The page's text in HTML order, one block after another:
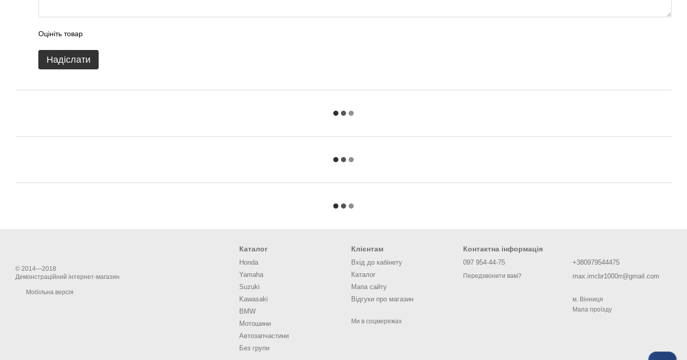
Оцініть товар
Надіслати
© 2014—2018
Демонстраційний інтернет-магазин
Мобільна версія
Каталог
Honda
Yamaha
Suzuki
Kawasaki
BMW
Мотошини
Автозапчастини
Без групи
Клієнтам
Вхід до кабінету
Каталог
Мапа сайту
Відгуки про магазин
Ми в соцмережах
Контактна інформація
097 954-44-75
Передзвонити вам?
+380979544475
max.imcbr1000rr@gmail.com
м. Вiнниця
Мапа проїзду